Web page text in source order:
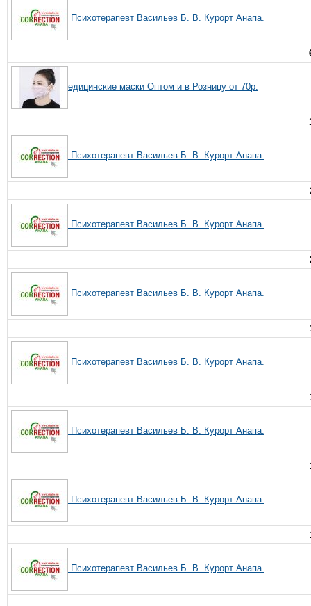
Психотерапевт Васильев Б. В. Курорт Анапа.
едицинские маски Оптом и в Розницу от 70р.
Психотерапевт Васильев Б. В. Курорт Анапа.
Психотерапевт Васильев Б. В. Курорт Анапа.
Психотерапевт Васильев Б. В. Курорт Анапа.
Психотерапевт Васильев Б. В. Курорт Анапа.
Психотерапевт Васильев Б. В. Курорт Анапа.
Психотерапевт Васильев Б. В. Курорт Анапа.
Психотерапевт Васильев Б. В. Курорт Анапа.